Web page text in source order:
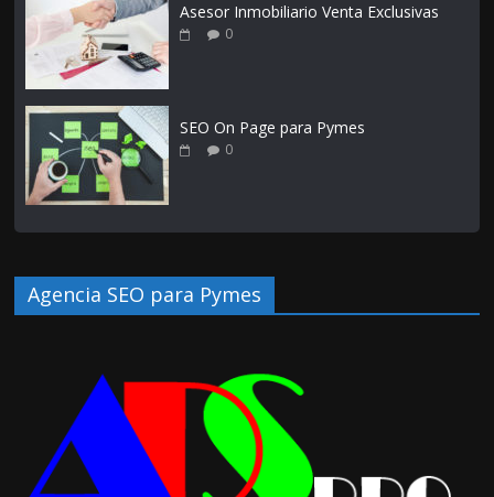
Asesor Inmobiliario Venta Exclusivas
0
SEO On Page para Pymes
0
Agencia SEO para Pymes